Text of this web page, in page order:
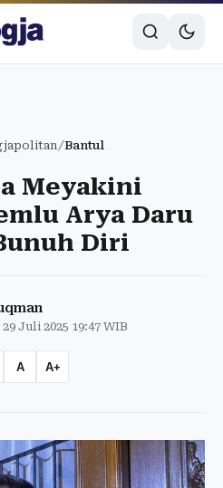
/Bantul
Meyakini
Arya Daru
Diri
Juli 2025 19:47 WIB
A A+